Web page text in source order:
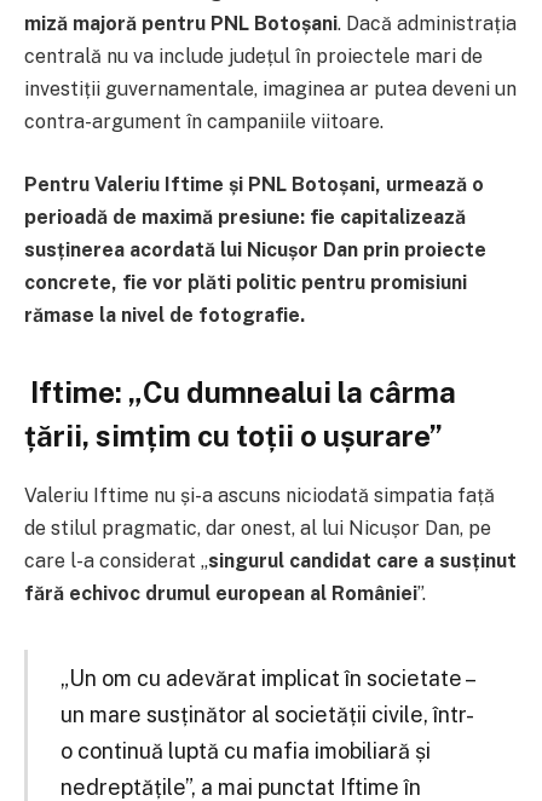
miză majoră pentru PNL Botoșani. Dacă administrația
centrală nu va include județul în proiectele mari de
investiții guvernamentale, imaginea ar putea deveni un
contra-argument în campaniile viitoare.
Pentru Valeriu Iftime și PNL Botoșani, urmează o
perioadă de maximă presiune: fie capitalizează
susținerea acordată lui Nicușor Dan prin proiecte
concrete, fie vor plăti politic pentru promisiuni
rămase la nivel de fotografie.
Iftime: „Cu dumnealui la cârma
țării, simțim cu toții o ușurare”
Valeriu Iftime nu și-a ascuns niciodată simpatia față
de stilul pragmatic, dar onest, al lui Nicușor Dan, pe
care l-a considerat „singurul candidat care a susținut
fără echivoc drumul european al României”.
„Un om cu adevărat implicat în societate –
un mare susținător al societății civile, într-
o continuă luptă cu mafia imobiliară și
nedreptățile”, a mai punctat Iftime în